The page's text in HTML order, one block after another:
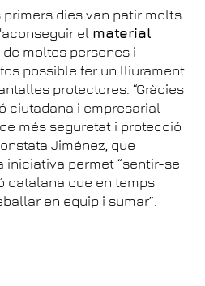
dies van patir molts
el material
de moltes persones i
possible fer un lliurament
protectores. “Gràcies
ciutadana i empresarial
més seguretat i protecció
Jiménez, que
iniciativa permet “sentir-se
catalana que en temps
en equip i sumar”.